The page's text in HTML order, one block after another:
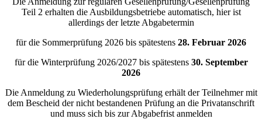
Teil 2 erhalten die Ausbildungsbetriebe automatisch, hier ist
allerdings der letzte Abgabetermin
für die Sommerprüfung 2026 bis spätestens 28. Februar 2026
für die Winterprüfung 2026/2027 bis spätestens 30. September
2026
Die Anmeldung zu Wiederholungsprüfung erhält der Teilnehmer mit
dem Bescheid der nicht bestandenen Prüfung an die Privatanschrift
und muss sich bis zur Abgabefrist anmelden